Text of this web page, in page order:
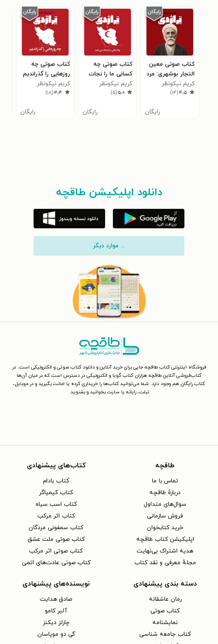
کتاب صوتی معین‌
التجار بوشهری: مرد
دریا
کریم نیکونظر
۴٫۵(۱۴)
رایگان
کتاب صوتی چه
کسانی ما را نجات
می‌ دهند
کریم نیکونظر
۵٫۰(۵)
رایگان
کتاب صوتی چه
روزهایی را گذراندیم
ـ شماره ویژه جنگ:
۲
کریم نیکونظر
۳٫۴(۱۸)
رایگان
دانلود اپلیکیشن طاقچه
... موارد دیگر
فروشگاه اینترنتی کتاب طاقچه جایی برای خرید آنلاین و دانلود کتاب صوتی و الکترونیکی است. در
کتاب‌فروشی آنلاین طاقچه هزاران کتاب گویا و الکترونیکی در دسترس است که در میان آن‌ها
کتاب رایگان هم وجود دارد. شما می‌توانید کتاب‌ها را خریداری کرده یا امانت بگیرید و در موبایل،
تبلت، رایانه یا سایت بخوانید و بشنوید.
طاقچه
تماس با ما
دربارهٔ طاقچه
سوال‌های متداول
فروش سازمانی
خرید کتابخوان
اپلیکیشن کتاب طاقچه
هدیه اشتراک بی‌نهایت
مجلهٔ معرفی و نقد کتاب
کتاب‌های پیشنهادی
کتاب بادام
کتاب کیمیاگر
کتاب اسب سیاه
کتاب اثر مرکب
کتاب سمفونی مردگان
کتاب صوتی ملت عشق
کتاب صوتی اثر مرکب
کتاب صوتی عادت‌های اتمی
دسته بندی پیشنهادی
رمان عاشقانه
کتاب‌ صوتی
نمایشنامه
کتاب جامعه شناسی
نویسنده‌های پیشنهادی
صادق هدایت
آلبر کامو
چارلز دیکنز
گی دو موپاسان